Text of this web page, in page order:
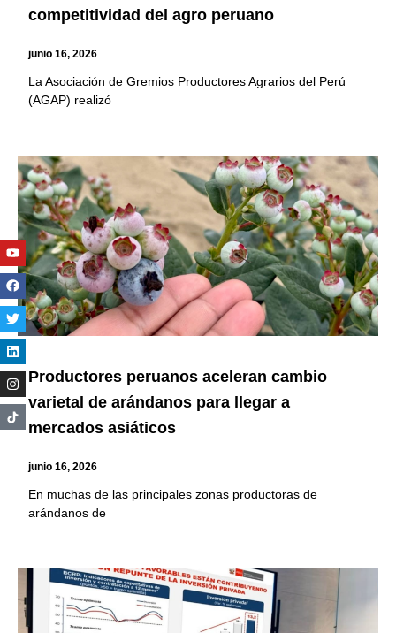
competitividad del agro peruano
junio 16, 2026
La Asociación de Gremios Productores Agrarios del Perú
(AGAP) realizó
Productores peruanos aceleran cambio
varietal de arándanos para llegar a
mercados asiáticos
junio 16, 2026
En muchas de las principales zonas productoras de
arándanos de
Youtube
Facebook
Twitter
Linkedin
Instagram